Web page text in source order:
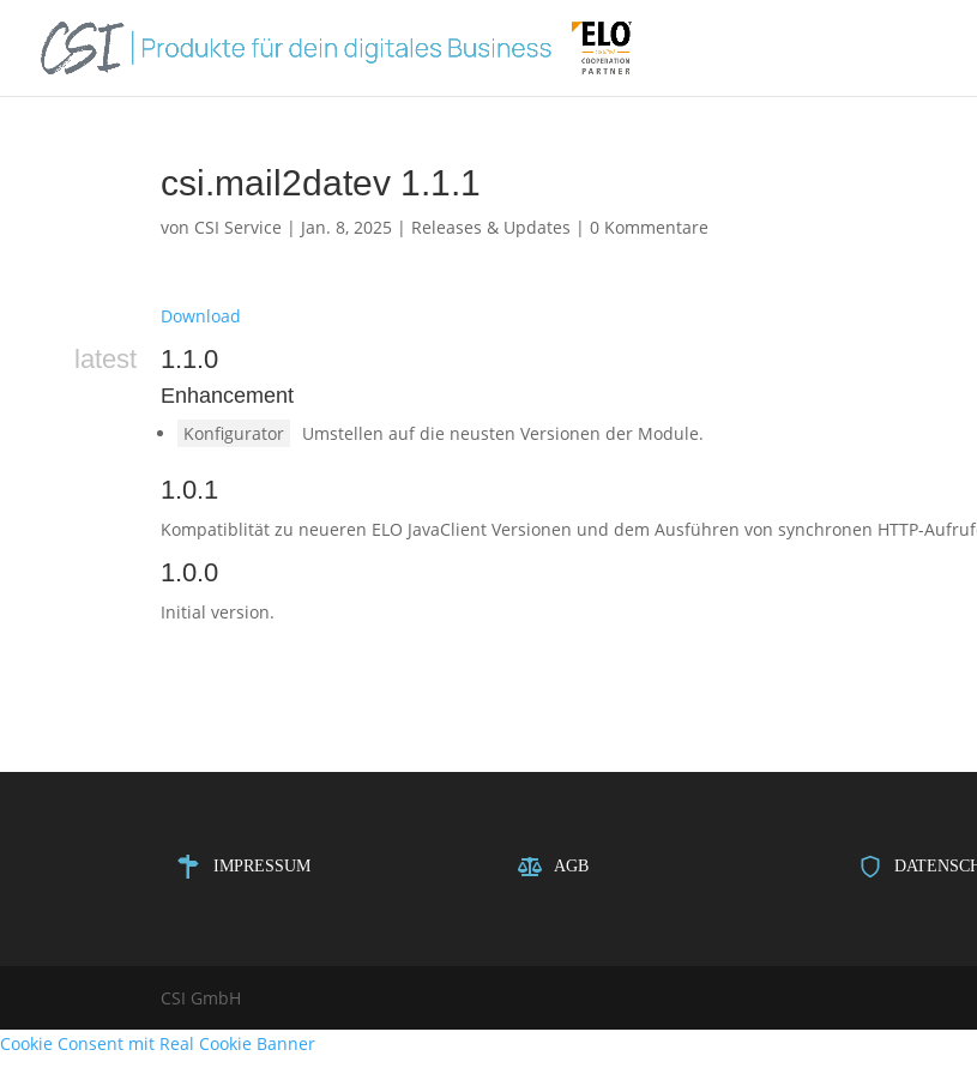
csi.mail2datev 1.1.1
von CSI Service | Jan. 8, 2025 | Releases & Updates |0 Kommentare
Download
latest 1.1.0
Enhancement
Konfigurator Umstellen auf die neusten Versionen der Module.
1.0.1
Kompatiblität zu neueren ELO JavaClient Versionen und dem Ausführen von synchronen HTTP-
1.0.0
Initial version.
IMPRESSUM AGB
CSI GmbH
Cookie Consent mit Real Cookie Banner